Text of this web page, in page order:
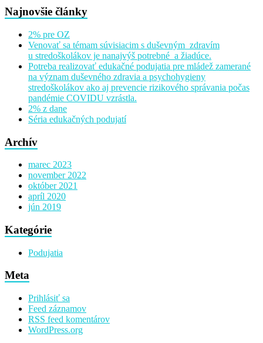
Najnovšie články
2% pre OZ
Venovať sa témam súvisiacim s duševným zdravím
u stredoškolákov je nanajvýš potrebné a žiadúce.
Potreba realizovať edukačné podujatia pre mládež zamerané
na význam duševného zdravia a psychohygieny
stredoškolákov ako aj prevencie rizikového správania počas
pandémie COVIDU vzrástla.
2% z dane
Séria edukačných podujatí
Archív
marec 2023
november 2022
október 2021
apríl 2020
jún 2019
Kategórie
Podujatia
Meta
Prihlásiť sa
Feed záznamov
RSS feed komentárov
WordPress.org